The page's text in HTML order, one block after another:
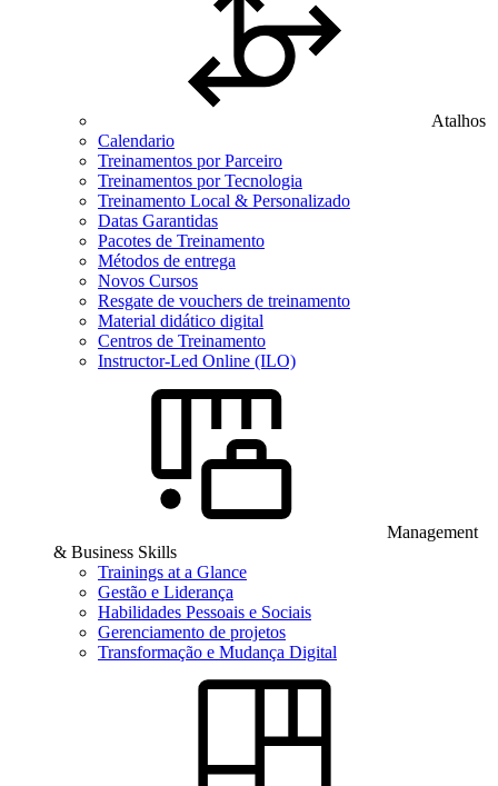
Atalhos
Calendario
Treinamentos por Parceiro
Treinamentos por Tecnologia
Treinamento Local & Personalizado
Datas Garantidas
Pacotes de Treinamento
Métodos de entrega
Novos Cursos
Resgate de vouchers de treinamento
Material didático digital
Centros de Treinamento
Instructor-Led Online (ILO)
Management
& Business Skills
Trainings at a Glance
Gestão e Liderança
Habilidades Pessoais e Sociais
Gerenciamento de projetos
Transformação e Mudança Digital